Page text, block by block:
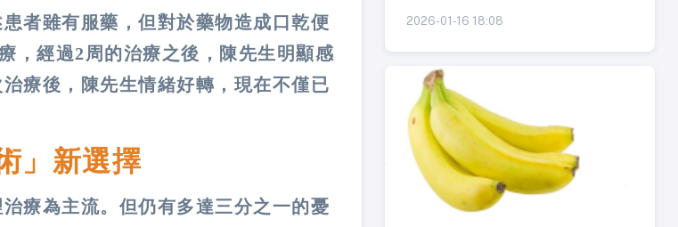
者雖有服藥，但對於藥物造成口乾便
，經過2周的治療之後，陳先生明顯感
療後，陳先生情緒好轉，現在不僅已
」 新選擇
療為主流。但仍有多達三分之一的憂
2026-01-16 18:08